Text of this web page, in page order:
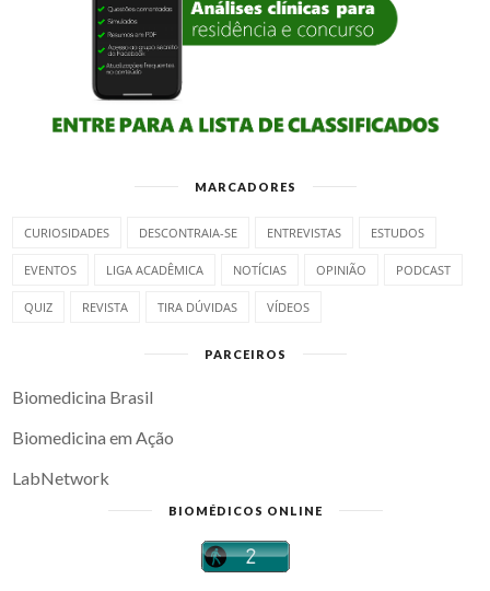
MARCADORES
CURIOSIDADES DESCONTRAIA-SE ENTREVISTAS ESTUDOS
EVENTOS LIGA ACADÊMICA NOTÍCIAS OPINIÃO PODCAST
QUIZ REVISTA TIRA DÚVIDAS VÍDEOS
PARCEIROS
Biomedicina Brasil
Biomedicina em Ação
LabNetwork
BIOMÉDICOS ONLINE